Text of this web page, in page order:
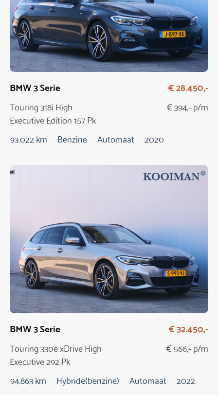
BMW 3 Serie
Touring 318i High
Executive Edition 157 Pk
Automaat
€ 28.450,-
€ 394,- p/m
93.022 km Benzine Automaat 2020
BMW 3 Serie
Touring 330e xDrive High
Executive 292 Pk
Automaat
€ 32.450,-
€ 566,- p/m
94.863 km Hybride(benzine) Automaat 2022